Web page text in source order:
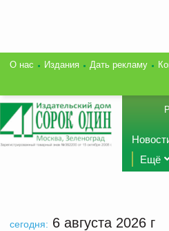
О нас Издания Дать рекламу
Ещё
сегодня: 6 августа 2026 г